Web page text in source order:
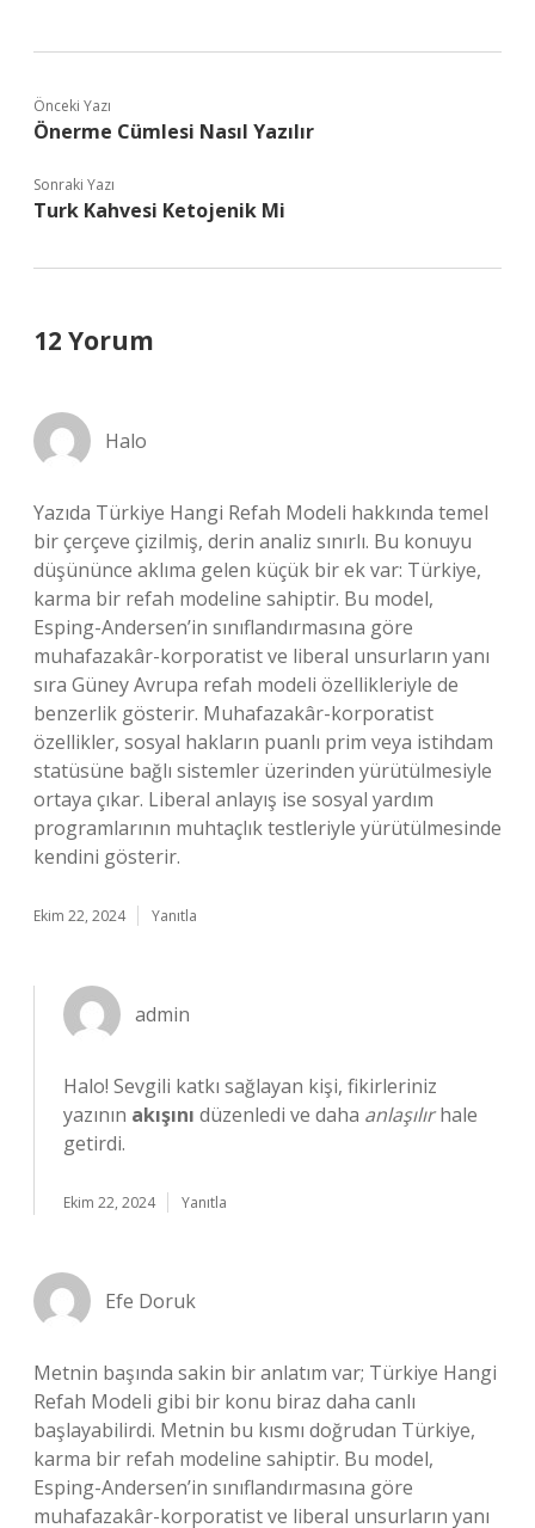
Önceki Yazı
Önerme Cümlesi Nasıl Yazılır
Sonraki Yazı
Turk Kahvesi Ketojenik Mi
12 Yorum
Halo
Yazıda Türkiye Hangi Refah Modeli hakkında temel
bir çerçeve çizilmiş, derin analiz sınırlı. Bu konuyu
düşününce aklıma gelen küçük bir ek var: Türkiye,
karma bir refah modeline sahiptir. Bu model,
Esping-Andersen’in sınıflandırmasına göre
muhafazakâr-korporatist ve liberal unsurların yanı
sıra Güney Avrupa refah modeli özellikleriyle de
benzerlik gösterir. Muhafazakâr-korporatist
özellikler, sosyal hakların puanlı prim veya istihdam
statüsüne bağlı sistemler üzerinden yürütülmesiyle
ortaya çıkar. Liberal anlayış ise sosyal yardım
programlarının muhtaçlık testleriyle yürütülmesinde
kendini gösterir.
Ekim 22, 2024 Yanıtla
admin
Halo! Sevgili katkı sağlayan kişi, fikirleriniz
yazının akışını düzenledi ve daha anlaşılırhale
getirdi.
Ekim 22, 2024 Yanıtla
Efe Doruk
Metnin başında sakin bir anlatım var; Türkiye Hangi
Refah Modeli gibi bir konu biraz daha canlı
başlayabilirdi. Metnin bu kısmı doğrudan Türkiye,
karma bir refah modeline sahiptir. Bu model,
Esping-Andersen’in sınıflandırmasına göre
muhafazakâr-korporatist ve liberal unsurların yanı